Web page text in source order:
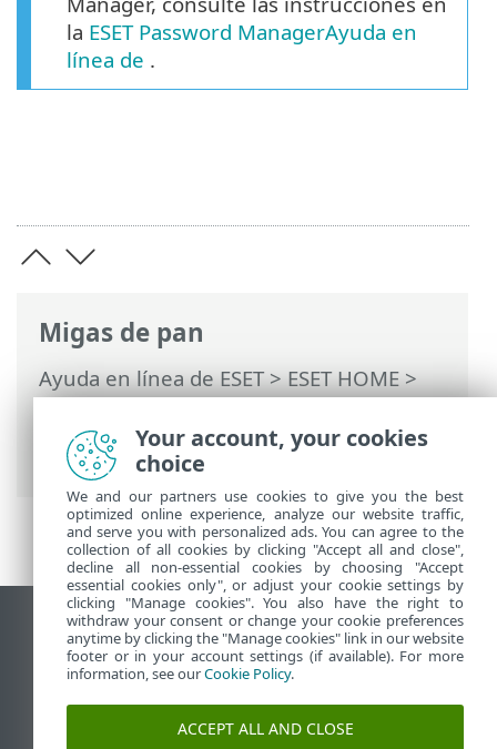
Migas de pan
Ayuda en línea de ESET>ESET HOME>
Trabajar con ESET HOME>Miembros>
Funciones de ESET asignadas a los
miembros> Password Manager
la ESET Password ManagerAyuda en
línea de .
Ver sitio del escritorio
End of Life
Base de conocimiento de ESET
Foro de ESET
Your account, your cookies
choice
We and our partners use cookies to give you the best
optimized online experience, analyze our website traffic,
and serve you with personalized ads. You can agree to the
collection of all cookies by clicking "Accept all and close",
decline all non-essential cookies by choosing "Accept
essential cookies only", or adjust your cookie settings by
clicking "Manage cookies". You also have the right to
withdraw your consent or change your cookie preferences
anytime by clicking the "Manage cookies" link in our website
footer or in your account settings (if available). For more
information, see ourCookie Policy.
ACCEPT ALL AND CLOSE